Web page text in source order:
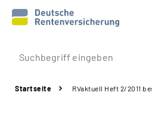
Prävention
Startseite RVaktuell Heft 2/2011